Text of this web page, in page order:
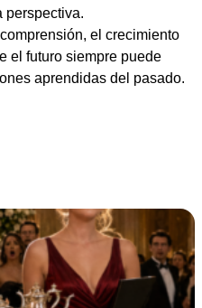
perspectiva.
el crecimiento
el futuro siempre puede
aprendidas del pasado.